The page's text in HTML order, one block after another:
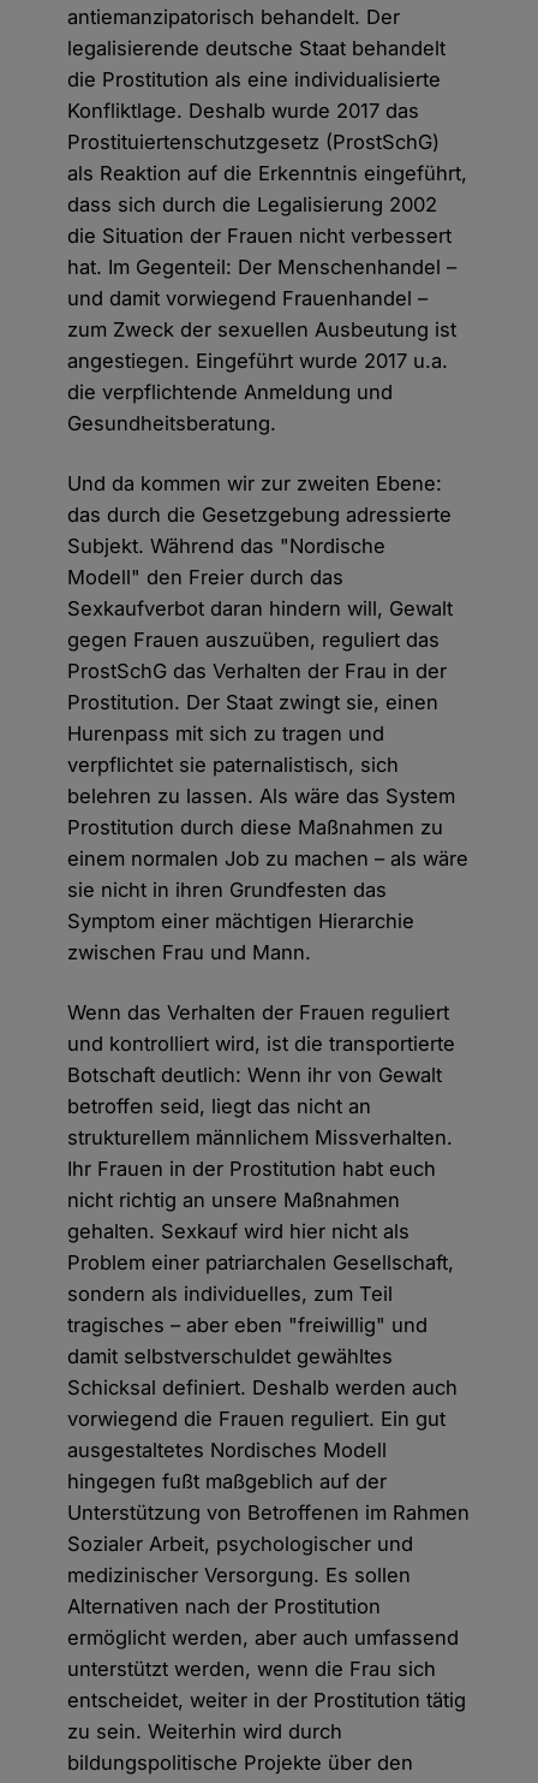
antiemanzipatorisch behandelt. Der
legalisierende deutsche Staat behandelt
die Prostitution als eine individualisierte
Konfliktlage. Deshalb wurde 2017 das
Prostituiertenschutzgesetz (ProstSchG)
als Reaktion auf die Erkenntnis eingeführt,
dass sich durch die Legalisierung 2002
die Situation der Frauen nicht verbessert
hat. Im Gegenteil: Der Menschenhandel –
und damit vorwiegend Frauenhandel –
zum Zweck der sexuellen Ausbeutung ist
angestiegen. Eingeführt wurde 2017 u.a.
die verpflichtende Anmeldung und
Gesundheitsberatung.
Und da kommen wir zur zweiten Ebene:
das durch die Gesetzgebung adressierte
Subjekt. Während das "Nordische
Modell" den Freier durch das
Sexkaufverbot daran hindern will, Gewalt
gegen Frauen auszuüben, reguliert das
ProstSchG das Verhalten der Frau in der
Prostitution. Der Staat zwingt sie, einen
Hurenpass mit sich zu tragen und
verpflichtet sie paternalistisch, sich
belehren zu lassen. Als wäre das System
Prostitution durch diese Maßnahmen zu
einem normalen Job zu machen – als wäre
sie nicht in ihren Grundfesten das
Symptom einer mächtigen Hierarchie
zwischen Frau und Mann.
Wenn das Verhalten der Frauen reguliert
und kontrolliert wird, ist die transportierte
Botschaft deutlich: Wenn ihr von Gewalt
betroffen seid, liegt das nicht an
strukturellem männlichem Missverhalten.
Ihr Frauen in der Prostitution habt euch
nicht richtig an unsere Maßnahmen
gehalten. Sexkauf wird hier nicht als
Problem einer patriarchalen Gesellschaft,
sondern als individuelles, zum Teil
tragisches – aber eben "freiwillig" und
damit selbstverschuldet gewähltes
Schicksal definiert. Deshalb werden auch
vorwiegend die Frauen reguliert. Ein gut
ausgestaltetes Nordisches Modell
hingegen fußt maßgeblich auf der
Unterstützung von Betroffenen im Rahmen
Sozialer Arbeit, psychologischer und
medizinischer Versorgung. Es sollen
Alternativen nach der Prostitution
ermöglicht werden, aber auch umfassend
unterstützt werden, wenn die Frau sich
entscheidet, weiter in der Prostitution tätig
zu sein. Weiterhin wird durch
bildungspolitische Projekte über den